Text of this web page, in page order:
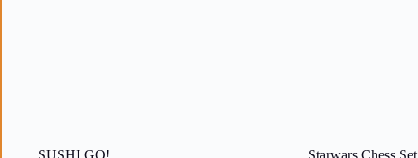
SUSHI GO! Starwars Chess Set